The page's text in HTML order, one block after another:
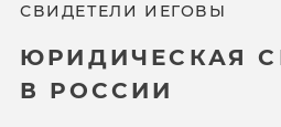
СВИДЕТЕЛИ ИЕГОВЫ
ЮРИДИЧЕСКАЯ
В РОССИИ